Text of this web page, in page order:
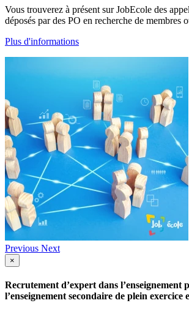
Vous trouverez à présent sur JobEcole des
déposés par des PO en recherche de membres
Plus d'informations
Previous Next
×
Recrutement d’expert dans l’enseignement
l’enseignement secondaire de plein exercice